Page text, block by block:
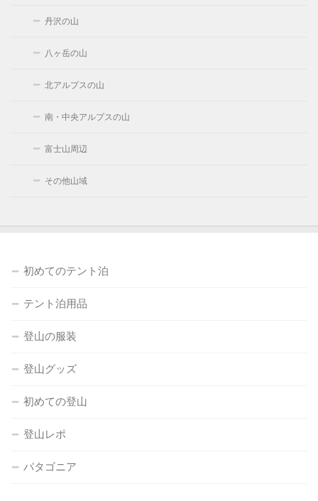
丹沢の山
八ヶ岳の山
北アルプスの山
南・中央アルプスの山
富士山周辺
その他山域
初めてのテント泊
テント泊用品
登山の服装
登山グッズ
初めての登山
登山レポ
パタゴニア